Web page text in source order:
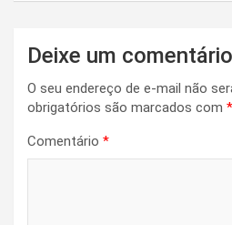
Deixe um comentário
O seu endereço de e-mail não
obrigatórios são marcados com *
Comentário *